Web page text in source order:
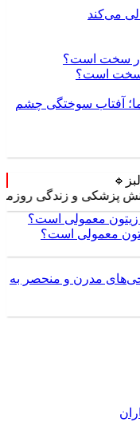
می‌کند
سخت است؟
آفتاب سوختگی چشم
و زندگی روزمره ⚕️
معمولی است؟
مدرن و منحصر به